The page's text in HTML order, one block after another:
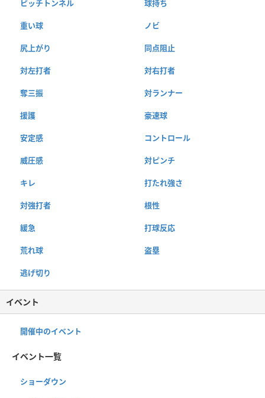
ピッチトンネル 球持ち
重い球 ノビ
尻上がり 同点阻止
対左打者 対右打者
奪三振 対ランナー
援護 豪速球
安定感 コントロール
威圧感 対ピンチ
キレ 打たれ強さ
対強打者 根性
緩急 打球反応
荒れ球 盗塁
逃げ切り
イベント
開催中のイベント
イベント一覧
ショーダウン